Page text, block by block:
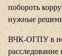
побороть
нужные
ВЧК-ОГПУ в
расследование